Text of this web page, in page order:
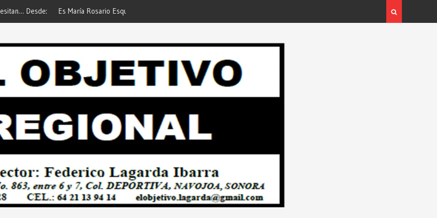
la Afortunada Ganadora del
ATTITUDE de “GANA CON TU
Pavimentar Navojoa… Desde: Redacción “El Objetivo
Campaña: “INSPECTOR
Redacción “El Objetivo Regional”.